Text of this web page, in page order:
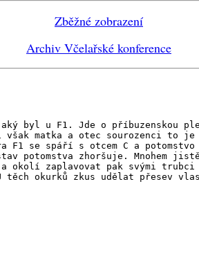
Zběžné zobrazení
Archiv Včelařské konference
byl u F1. Jde o příbuzenskou
však matka a otec sourozenci to
F1 se spáří s otcem C a
potomstva zhoršuje. Mnohem
okolí zaplavovat pak svými
okurků zkus udělat přesev